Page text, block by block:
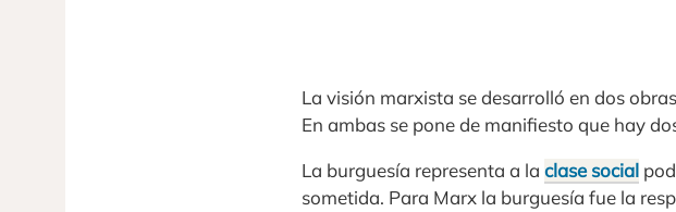
La visión marxista se desarrolló en dos
En ambas se pone de manifiesto que hay
La burguesía representa a la clase social
sometida. Para Marx la burguesía fue la